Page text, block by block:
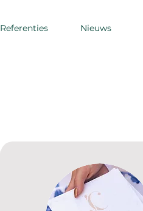
Referenties Nieuws